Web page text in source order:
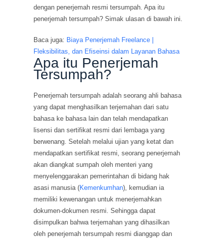
dengan penerjemah resmi tersumpah. Apa itu
penerjemah tersumpah? Simak ulasan di bawah ini.
Baca juga: Biaya Penerjemah Freelance |
Fleksibilitas, dan Efiseinsi dalam Layanan Bahasa
Apa itu Penerjemah
Tersumpah?
Penerjemah tersumpah adalah seorang ahli bahasa
yang dapat menghasilkan terjemahan dari satu
bahasa ke bahasa lain dan telah mendapatkan
lisensi dan sertifikat resmi dari lembaga yang
berwenang. Setelah melalui ujian yang ketat dan
mendapatkan sertifikat resmi, seorang penerjemah
akan diangkat sumpah oleh menteri yang
menyelenggarakan pemerintahan di bidang hak
asasi manusia (Kemenkumhan), kemudian ia
memiliki kewenangan untuk menerjemahkan
dokumen-dokumen resmi. Sehingga dapat
disimpulkan bahwa terjemahan yang dihasilkan
oleh penerjemah tersumpah resmi dianggap dan